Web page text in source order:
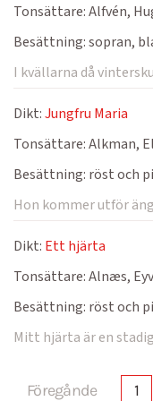
Tonsättare:Alfvén,
Besättning:sopran,
I kvällarna då
Dikt:Jungfru Maria
Tonsättare:Alkman,
Besättning: röst och
Hon kommer utför
Dikt: Ett hjärta
Tonsättare:Alnæs,
Besättning: röst och
Mitt hjärta är en
Föregånde 1